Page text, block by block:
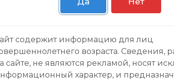
содержит информацию для лиц
возраста. Сведения,
сайте, не являются рекламой, носят
характер, и